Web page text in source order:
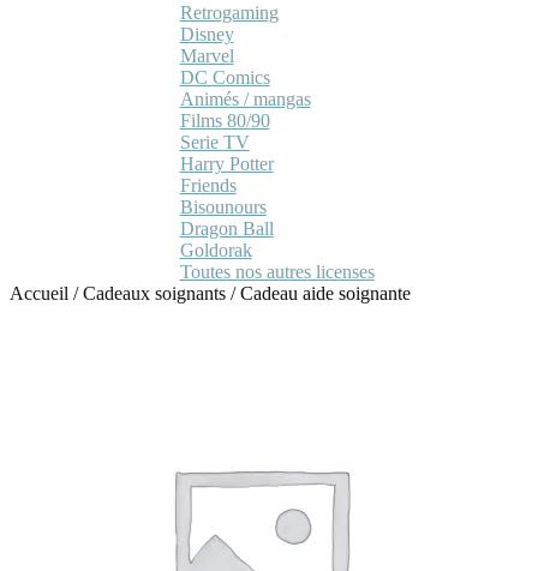
Retrogaming
Disney
Marvel
DC Comics
Animés / mangas
Films 80/90
Serie TV
Harry Potter
Friends
Bisounours
Dragon Ball
Goldorak
Toutes nos autres licenses
Accueil /Cadeaux soignants /Cadeau aide soignante